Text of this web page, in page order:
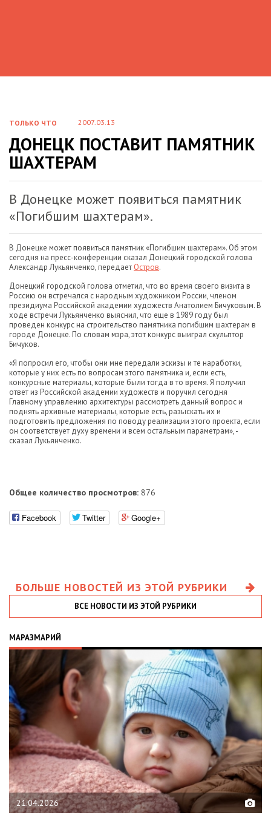
ТОЛЬКО ЧТО 2007.03.13
ДОНЕЦК ПОСТАВИТ ПАМЯТНИК
ШАХТЕРАМ
В Донецке может появиться памятник
«Погибшим шахтерам».
В Донецке может появиться памятник «Погибшим шахтерам». Об этом
сегодня на пресс-конференции сказал Донецкий городской голова
Александр Лукьянченко, передает Остров.
Донецкий городской голова отметил, что во время своего визита в
Россию он встречался с народным художником России, членом
президиума Российской академии художеств Анатолием Бичуковым. В
ходе встречи Лукьянченко выяснил, что еще в 1989 году был
проведен конкурс на строительство памятника погибшим шахтерам в
городе Донецке. По словам мэра, этот конкурс выиграл скульптор
Бичуков.
«Я попросил его, чтобы они мне передали эскизы и те наработки,
которые у них есть по вопросам этого памятника и, если есть,
конкурсные материалы, которые были тогда в то время. Я получил
ответ из Российской академии художеств и поручил сегодня
Главному управлению архитектуры рассмотреть данный вопрос и
поднять архивные материалы, которые есть, разыскать их и
подготовить предложения по поводу реализации этого проекта, если
он соответствует духу времени и всем остальным параметрам», -
сказал Лукьянченко.
Общее количество просмотров: 876
Facebook Twitter Google+
БОЛЬШЕ НОВОСТЕЙ ИЗ ЭТОЙ РУБРИКИ
ВСЕ НОВОСТИ ИЗ ЭТОЙ РУБРИКИ
МАРАЗМАРИЙ
21.04.2026